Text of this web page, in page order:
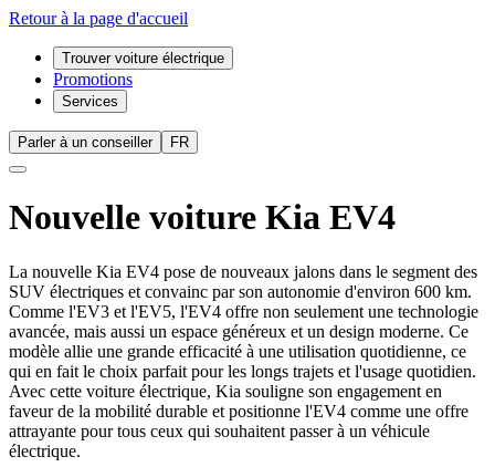
Retour à la page d'accueil
Trouver voiture électrique
Promotions
Services
Parler à un conseiller FR
Nouvelle voiture Kia EV4
La nouvelle Kia EV4 pose de nouveaux jalons dans le segment des
SUV électriques et convainc par son autonomie d'environ 600 km.
Comme l'EV3 et l'EV5, l'EV4 offre non seulement une technologie
avancée, mais aussi un espace généreux et un design moderne. Ce
modèle allie une grande efficacité à une utilisation quotidienne, ce
qui en fait le choix parfait pour les longs trajets et l'usage quotidien.
Avec cette voiture électrique, Kia souligne son engagement en
faveur de la mobilité durable et positionne l'EV4 comme une offre
attrayante pour tous ceux qui souhaitent passer à un véhicule
électrique.